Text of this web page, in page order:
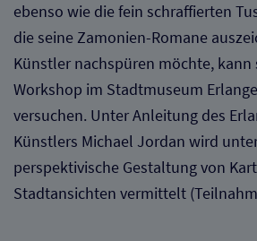
ebenso wie die fein schraffierten
die seine Zamonien-Romane
Künstler nachspüren möchte, kann
Workshop im Stadtmuseum
versuchen. Unter Anleitung des
Künstlers Michael Jordan wird
perspektivische Gestaltung von
Stadtansichten vermittelt